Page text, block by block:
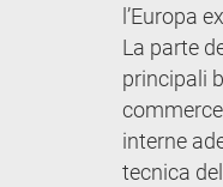
l’Europa
La parte
principali
interne
tecnica